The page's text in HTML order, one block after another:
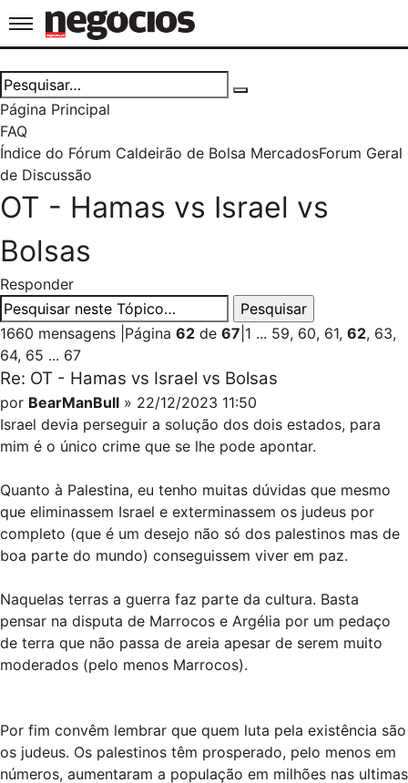
Jornal de Negócios
Página Principal
FAQ
Índice do Fórum Caldeirão de Bolsa MercadosForum Geral
de Discussão
OT - Hamas vs Israel vs
Bolsas
Responder
1660 mensagens Página 62 de 67 1 ... 59, 60, 61, 62, 63,
64, 65 ... 67
Re: OT - Hamas vs Israel vs Bolsas
por BearManBull » 22/12/2023 11:50
Israel devia perseguir a solução dos dois estados, para
mim é o único crime que se lhe pode apontar.
Quanto à Palestina, eu tenho muitas dúvidas que mesmo
que eliminassem Israel e exterminassem os judeus por
completo (que é um desejo não só dos palestinos mas de
boa parte do mundo) conseguissem viver em paz.
Naquelas terras a guerra faz parte da cultura. Basta
pensar na disputa de Marrocos e Argélia por um pedaço
de terra que não passa de areia apesar de serem muito
moderados (pelo menos Marrocos).
Por fim convêm lembrar que quem luta pela existência são
os judeus. Os palestinos têm prosperado, pelo menos em
números, aumentaram a população em milhões nas ultimas